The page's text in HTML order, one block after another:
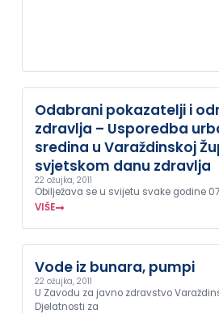
Odabrani pokazatelji i
zdravlja – Usporedba
sredina u Varaždinskoj
svjetskom danu zdravlja
22 ožujka, 2011
Obilježava se u svijetu svake godine
VIŠE
Vode iz bunara, pumpi
22 ožujka, 2011
U Zavodu za javno zdravstvo
Djelatnosti za